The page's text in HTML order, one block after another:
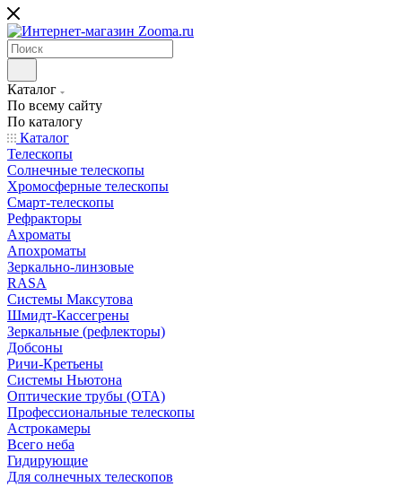
Каталог
По всему сайту
По каталогу
Каталог
Телескопы
Солнечные телескопы
Хромосферные телескопы
Смарт-телескопы
Рефракторы
Ахроматы
Апохроматы
Зеркально-линзовые
RASA
Системы Максутова
Шмидт-Кассегрены
Зеркальные (рефлекторы)
Добсоны
Ричи-Кретьены
Системы Ньютона
Оптические трубы (OTA)
Профессиональные телескопы
Астрокамеры
Всего неба
Гидирующие
Для солнечных телескопов